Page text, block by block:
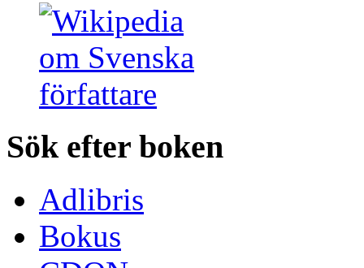
Sök efter boken
Adlibris
Bokus